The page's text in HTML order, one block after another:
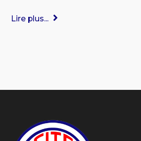
Lire plus...